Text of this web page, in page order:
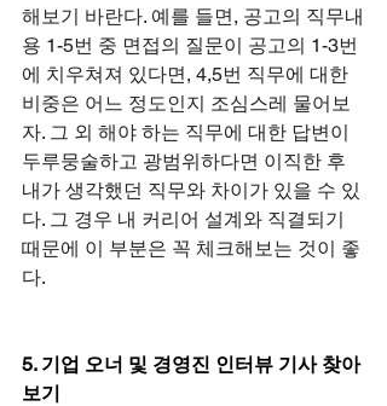
해보기 바란다. 예를 들면, 공고의 직무내
용 1-5번 중 면접의 질문이 공고의 1-3번
에 치우쳐져 있다면, 4,5번 직무에 대한
비중은 어느 정도인지 조심스레 물어보
자. 그 외 해야 하는 직무에 대한 답변이
두루뭉술하고 광범위하다면 이직한 후
내가 생각했던 직무와 차이가 있을 수 있
다. 그 경우 내 커리어 설계와 직결되기
때문에 이 부분은 꼭 체크해보는 것이 좋
다.
5. 기업 오너 및 경영진 인터뷰 기사 찾아
보기